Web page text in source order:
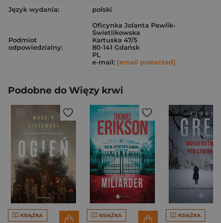
Język wydania:
polski
Podmiot
odpowiedzialny:
Oficynka Jolanta Pawlik-
Świetlikowska
Kartuska 47/5
80-141 Gdańsk
PL
e-mail: [email protected]
Podobne do Więzy krwi
KSIĄŻKA KSIĄŻKA KSIĄŻKA